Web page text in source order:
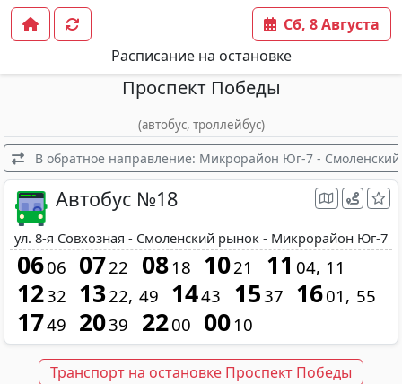
Расписание на остановке
Сб, 8 Августа
Проспект Победы
(автобус, троллейбус)
В обратное направление: Микрорайон Юг-7 -
Автобус №18
ул. 8-я Совхозная - Смоленский рынок - Микрорайон Юг-7
0606 0722 08 18 1021 11 04 11
1232 1322 49 1443 1537 1601 55
1749 2039 2200 00 10
Транспорт на остановке Проспект Победы